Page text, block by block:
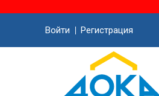
Войти Регистрация